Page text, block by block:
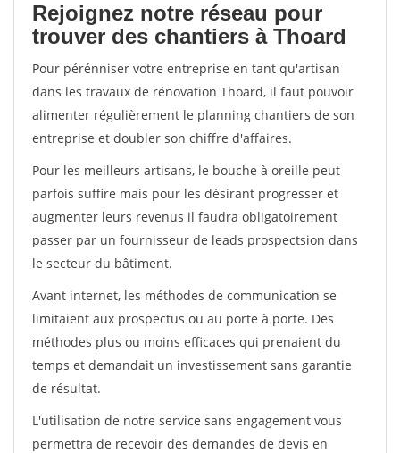
Rejoignez notre réseau pour
trouver des chantiers à Thoard
Pour pérénniser votre entreprise en tant qu'artisan
dans les travaux de rénovation Thoard, il faut pouvoir
alimenter régulièrement le planning chantiers de son
entreprise et doubler son chiffre d'affaires.
Pour les meilleurs artisans, le bouche à oreille peut
parfois suffire mais pour les désirant progresser et
augmenter leurs revenus il faudra obligatoirement
passer par un fournisseur de leads prospectsion dans
le secteur du bâtiment.
Avant internet, les méthodes de communication se
limitaient aux prospectus ou au porte à porte. Des
méthodes plus ou moins efficaces qui prenaient du
temps et demandait un investissement sans garantie
de résultat.
L'utilisation de notre service sans engagement vous
permettra de recevoir des demandes de devis en